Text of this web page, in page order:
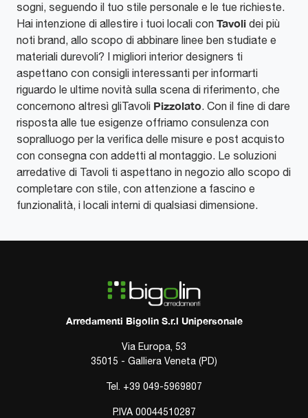
sogni, seguendo il tuo stile personale e le tue richieste.
Hai intenzione di allestire i tuoi locali con Tavoli dei più
noti brand, allo scopo di abbinare linee ben studiate e
materiali durevoli? I migliori interior designers ti
aspettano con consigli interessanti per informarti
riguardo le ultime novità sulla scena di riferimento, che
concernono altresì gliTavoli Pizzolato. Con il fine di dare
risposta alle tue esigenze offriamo consulenza con
sopralluogo per la verifica delle misure e post acquisto
con consegna con addetti al montaggio. Le soluzioni
arredative di Tavoli ti aspettano in negozio allo scopo di
completare con stile, con attenzione a fascino e
funzionalità, i locali interni di qualsiasi dimensione.
Arredamenti Bigolin S.r.l Unipersonale
Via Europa, 53
35015 - Galliera Veneta (PD)
Tel. +39 049-5969807
P.IVA 00044510287